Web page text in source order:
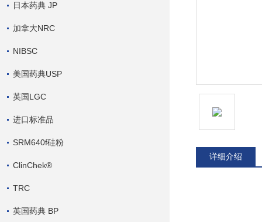
日本药典 JP
加拿大NRC
NIBSC
美国药典USP
英国LGC
进口标准品
SRM640f硅粉
ClinChek®
TRC
英国药典 BP
详细介绍